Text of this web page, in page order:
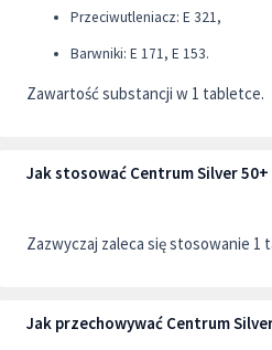
Przeciwutleniacz: E 321,
Barwniki: E 171, E 153.
Zawartość substancji w 1 tabletce.
Jak stosować Centrum Silver
Zazwyczaj zaleca się stosowanie 1
Jak przechowywać Centrum